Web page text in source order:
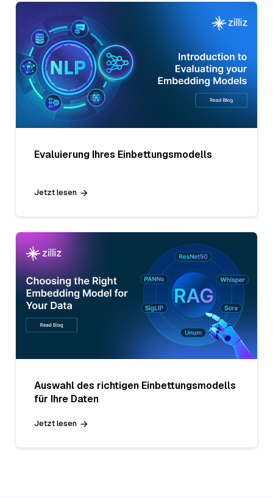
Evaluierung Ihres Einbettungsmodells
Jetzt lesen
Auswahl des richtigen Einbettungsmodells
für Ihre Daten
Jetzt lesen